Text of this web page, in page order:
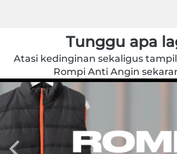
Tunggu apa
Atasi kedinginan sekaligus
Rompi Anti Angin